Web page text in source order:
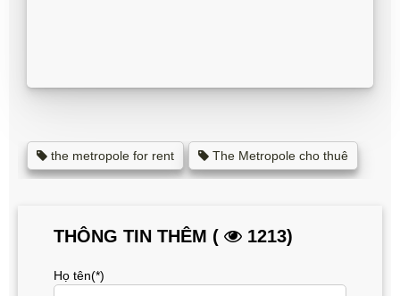
the metropole for rent The Metropole cho thuê
THÔNG TIN THÊM ( 1213)
Họ tên(*)